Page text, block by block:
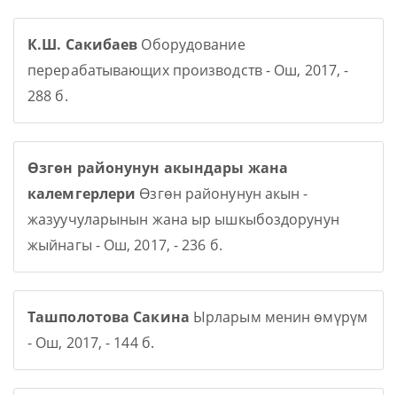
К.Ш. Сакибаев Оборудование
перерабатывающих производств - Ош, 2017, -
288 б.
Өзгөн районунун акындары жана
калемгерлери Өзгөн районунун акын -
жазуучуларынын жана ыр ышкыбоздорунун
жыйнагы - Ош, 2017, - 236 б.
Ташполотова Сакина Ырларым менин өмүрүм
- Ош, 2017, - 144 б.